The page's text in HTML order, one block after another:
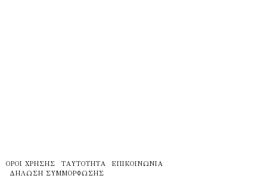
ΌΡΟΙ ΧΡΉΣΗΣ ΤΑΥΤΌΤΗΤΑ
ΕΠΙΚΟΙΝΩΝΊΑ
ΔΉΛΩΣΗ ΣΥΜΜΌΡΦΩΣΗΣ